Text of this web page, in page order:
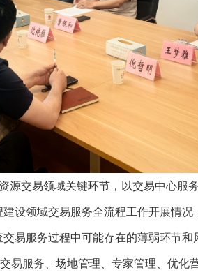
源交易领域关键环节，以交易中心服
设领域交易服务全流程工作开展情
易服务过程中可能存在的薄弱环节和
易服务、场地管理、专家管理、优化